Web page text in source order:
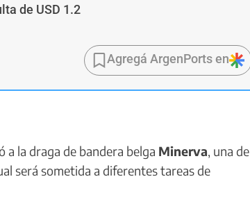
de USD 1.2
Agregá ArgenPorts en
a la draga de bandera belga Minerva, una de
será sometida a diferentes tareas de